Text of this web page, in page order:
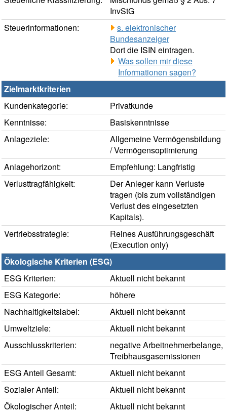
InvStG
Steuerinformationen:
s. elektronischer
Bundesanzeiger
Dort die ISIN eintragen.
Was sollen mir diese
Informationen sagen?
Zielmarktkriterien
Kundenkategorie:
Privatkunde
Kenntnisse:
Basiskenntnisse
Anlageziele:
Allgemeine Vermögensbildung
/ Vermögensoptimierung
Anlagehorizont:
Empfehlung: Langfristig
Verlusttragfähigkeit:
Der Anleger kann Verluste
tragen (bis zum vollständigen
Verlust des eingesetzten
Kapitals).
Vertriebsstrategie:
Reines Ausführungsgeschäft
(Execution only)
Ökologische Kriterien (ESG)
ESG Kriterien:
Aktuell nicht bekannt
ESG Kategorie:
höhere
Nachhaltigkeitslabel:
Aktuell nicht bekannt
Umweltziele:
Aktuell nicht bekannt
Ausschlusskriterien:
negative Arbeitnehmerbelange,
Treibhausgasemissionen
ESG Anteil Gesamt:
Aktuell nicht bekannt
Sozialer Anteil:
Aktuell nicht bekannt
Ökologischer Anteil:
Aktuell nicht bekannt